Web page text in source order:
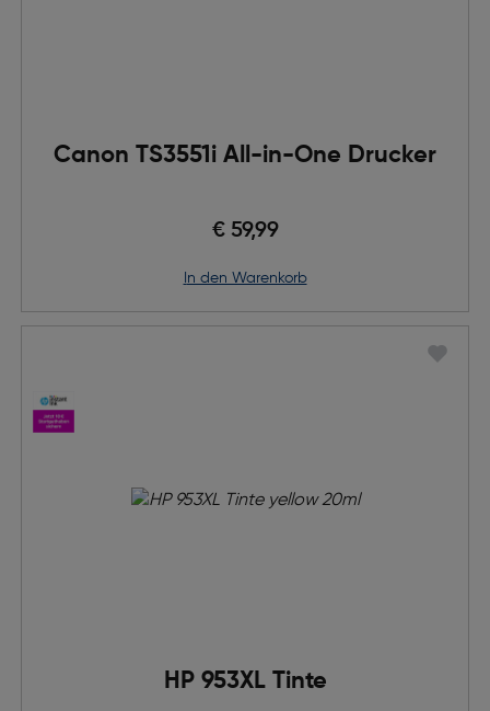
Canon TS3551i All-in-One Drucker
€ 59,99
in den Warenkorb
HP 953XL Tinte